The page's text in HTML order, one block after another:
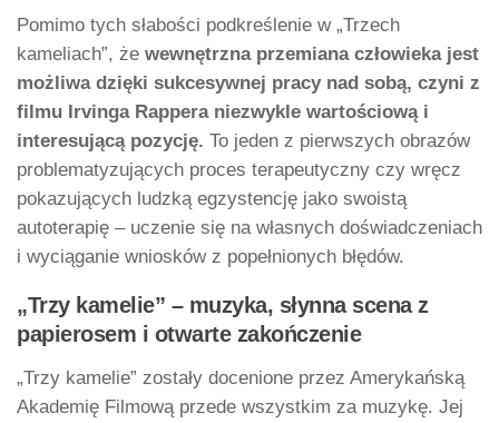
Pomimo tych słabości podkreślenie w „Trzech
kameliach”, że wewnętrzna przemiana człowieka jest
możliwa dzięki sukcesywnej pracy nad sobą, czyni z
filmu Irvinga Rappera niezwykle wartościową i
interesującą pozycję. To jeden z pierwszych obrazów
problematyzujących proces terapeutyczny czy wręcz
pokazujących ludzką egzystencję jako swoistą
autoterapię – uczenie się na własnych doświadczeniach
i wyciąganie wniosków z popełnionych błędów.
„Trzy kamelie” – muzyka, słynna scena z
papierosem i otwarte zakończenie
„Trzy kamelie” zostały docenione przez Amerykańską
Akademię Filmową przede wszystkim za muzykę. Jej